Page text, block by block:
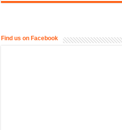
Find us on Facebook